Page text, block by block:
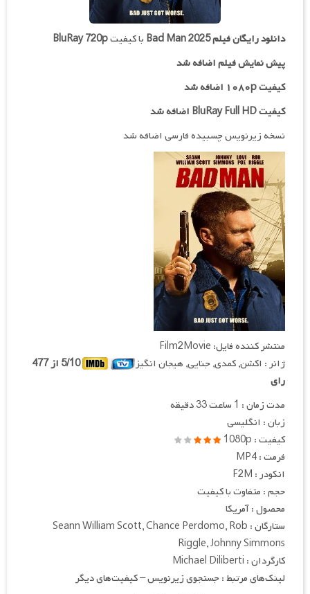
دانلود رایگان فیلمBad Man 2025 با کیفیتBluRay 720p
پیش نمایش فیلم اضافه شد
کیفیت ۱۰۸۰p اضافه شد
کیفیت BluRay Full HD اضافه شد
نسخه زیرنویس چسبیده فارسی اضافه شد
منتشر کننده فایل: Film2Movie
ژانر : اکشن, کمدی, جنایی, هیجان انگیز
5/10 از 477
رای
مدت زمان : 1 ساعت 33 دقیقه
زبان : انگلیسی
کیفیت : 1080p
فرمت : MP4
انکودر : F2M
حجم : متفاوت با کیفیت
محصول : آمریکا
ستارگان : Seann William Scott, Chance Perdomo, Rob
Riggle, Johnny Simmons
کارگردان : Michael Diliberti
لینک‌های مرتبط : جستجوی زیرنویس – کیفیت‌های دیگر